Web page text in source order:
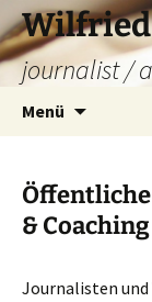
Zum
Inhalt
springen
Wilfried
journalist /
Menü
& Coaching
Journalisten